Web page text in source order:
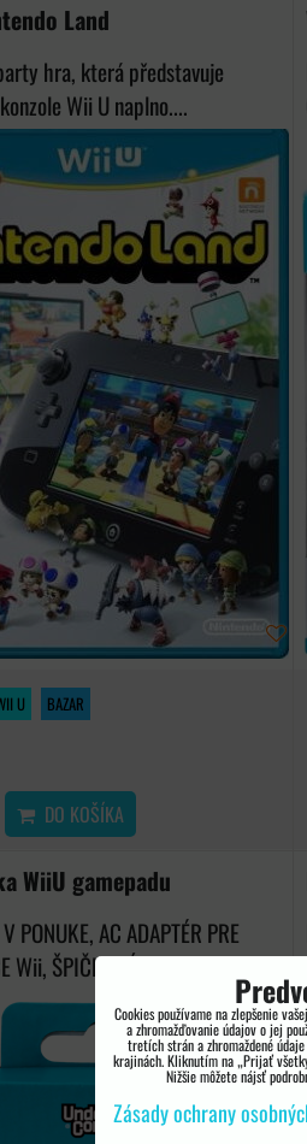
Land
hra, která představuje
Wii U naplno....
U BAZAR
DO KOŠÍKA
WiiU gamepadu
PONUKE, AC ADAPTÉR PRE
Wii, ŠPIČKOVÁ KVALITA,...
Cookies používame na zlepšenie
a zhromažďovanie údajov o jej
tretích strán a zhromaždené
krajinách. Kliknutím na „Prijať
Nižšie môžete nájsť
Zásady ochrany